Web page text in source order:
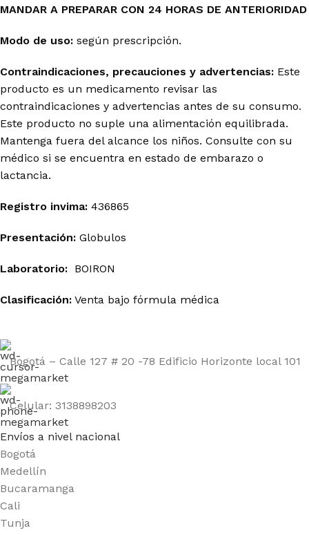
MANDAR A PREPARAR CON 24 HORAS DE ANTERIORIDAD
Modo de uso: según prescripción.
Contraindicaciones, precauciones y advertencias: Este
producto es un medicamento revisar las
contraindicaciones y advertencias antes de su consumo.
Este producto no suple una alimentación equilibrada.
Mantenga fuera del alcance los niños. Consulte con su
médico si se encuentra en estado de embarazo o
lactancia.
Registro invima: 436865
Presentación: Globulos
Laboratorio: BOIRON
Clasificación: Venta bajo fórmula médica
Bogotá – Calle 127 # 20 -78 Edificio Horizonte local 101
Celular: 3138898203
Envíos a nivel nacional
Bogotá
Medellín
Bucaramanga
Cali
Tunja